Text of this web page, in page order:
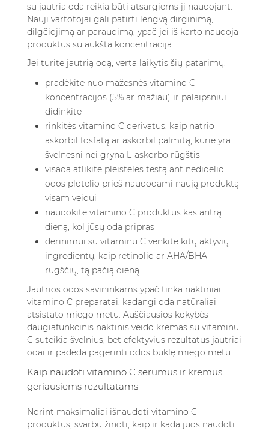
su jautria oda reikia būti atsargiems jį naudojant.
Nauji vartotojai gali patirti lengvą dirginimą,
dilgčiojimą ar paraudimą, ypač jei iš karto naudoja
produktus su aukšta koncentracija.
Jei turite jautrią odą, verta laikytis šių patarimų:
pradėkite nuo mažesnės vitamino C
koncentracijos (5% ar mažiau) ir palaipsniui
didinkite
rinkitės vitamino C derivatus, kaip natrio
askorbil fosfatą ar askorbil palmitą, kurie yra
švelnesni nei gryna L-askorbo rūgštis
visada atlikite pleistelės testą ant nedidelio
odos plotelio prieš naudodami naują produktą
visam veidui
naudokite vitamino C produktus kas antrą
dieną, kol jūsų oda pripras
derinimui su vitaminu C venkite kitų aktyvių
ingredientų, kaip retinolio ar AHA/BHA
rūgščių, tą pačią dieną
Jautrios odos savininkams ypač tinka naktiniai
vitamino C preparatai, kadangi oda natūraliai
atsistato miego metu. Auščiausios kokybės
daugiafunkcinis naktinis veido kremas su vitaminu
C suteikia švelnius, bet efektyvius rezultatus jautriai
odai ir padeda pagerinti odos būklę miego metu.
Kaip naudoti vitamino C serumus ir kremus
geriausiems rezultatams
Norint maksimaliai išnaudoti vitamino C
produktus, svarbu žinoti, kaip ir kada juos naudoti.